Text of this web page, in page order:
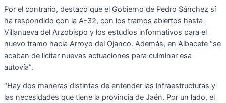
Por el contrario, destacó que el Gobierno de Pedro Sánchez sí
ha respondido con la A-32, con los tramos abiertos hasta
Villanueva del Arzobispo y los estudios informativos para el
nuevo tramo hacia Arroyo del Ojanco. Además, en Albacete “se
acaban de licitar nuevas actuaciones para culminar esa
autovía”.
“Hay dos maneras distintas de entender las infraestructuras y
las necesidades que tiene la provincia de Jaén. Por un lado, el